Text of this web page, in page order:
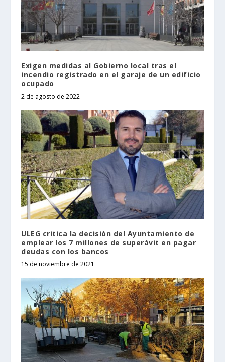
Exigen medidas al Gobierno local tras el
incendio registrado en el garaje de un edificio
ocupado
2 de agosto de 2022
ULEG critica la decisión del Ayuntamiento de
emplear los 7 millones de superávit en pagar
deudas con los bancos
15 de noviembre de 2021